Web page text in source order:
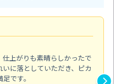
上がりも素晴らしかったで
に落としていただき、ピカ
です。